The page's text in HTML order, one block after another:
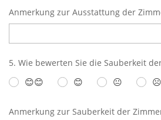
Anmerkung zur Ausstattung der
5. Wie bewerten Sie die Sauberkeit
😊😊 😊 😐 ☹️
Anmerkung zur Sauberkeit der